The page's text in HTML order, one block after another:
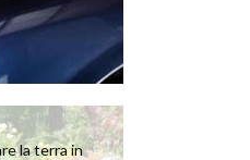
la terra in